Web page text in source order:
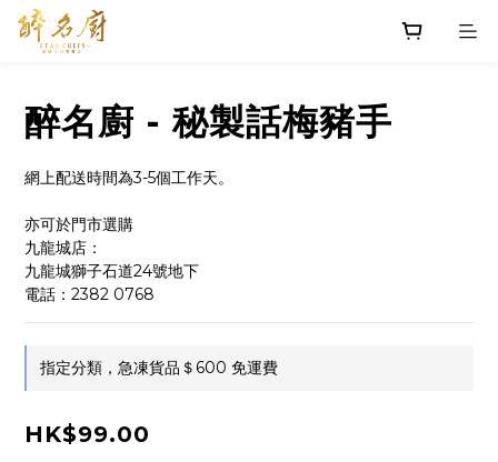
醉名廚 - 秘製話梅豬手
網上配送時間為3-5個工作天。
亦可於門市選購
九龍城店：
九龍城獅子石道24號地下
電話：2382 0768
指定分類，急凍貨品＄600 免運費
HK$99.00